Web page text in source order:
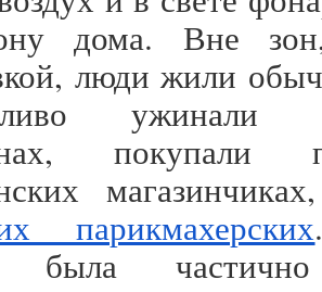
дома. Вне
люди жили
покупали
парикмахерских
была